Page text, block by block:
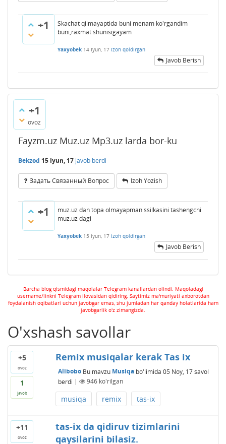
+1
Skachat qilmayaptida buni menam ko'rgandim
buni,raxmat shunisigayam
Yaxyobek 14 Iyun, 17 Izoh qoldirgan
Javob Berish
+1
ovoz
Fayzm.uz Muz.uz Mp3.uz larda bor-ku
Bekzod 15 Iyun, 17 javob berdi
Задать Связанный Вопрос Izoh Yozish
+1
muz.uz dan topa olmayapman ssilkasini tashengchi
muz.uz dagi
Yaxyobek 15 Iyun, 17 Izoh qoldirgan
Javob Berish
Barcha blog qismidagi maqolalar Telegram kanallardan olindi. Maqoladagi
username/linkni Telegram ilovasidan qidiring. Saytimiz ma'muriyati axborotdan
foydalanish oqibatlari uchun javobgar emas, shu jumladan har qanday holatlarida ham
javobgarlik o'z zimangizda.
O'xshash savollar
+5
ovoz
1
javob
Remix musiqalar kerak Tas ix
Alibobo Bu mavzu Musiqabo'limida 05 Noy, 17 savol
berdi | 946ko'rilgan
musiqa remix tas-ix
+11
ovoz
tas-ix da qidiruv tizimlarini
qaysilarini bilasiz.